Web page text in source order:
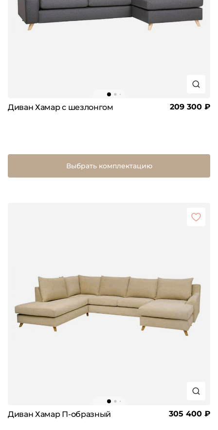
Диван Хамар с шезлонгом 209 300 ₽
Выбрать комплектацию
Диван Хамар П-образный 305 400 ₽